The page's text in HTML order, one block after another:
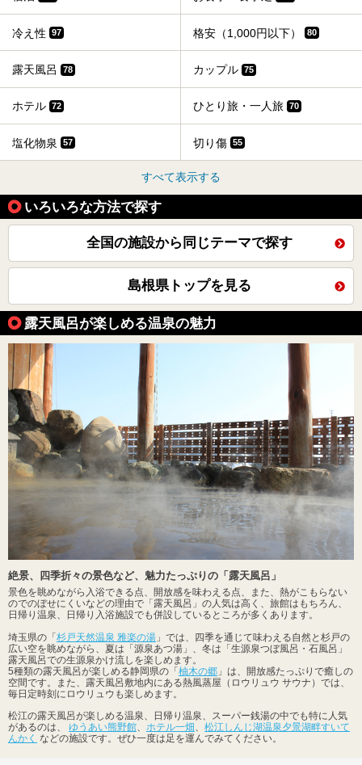
冷え性 97 格安（1,000円以下） 80
露天風呂 78 カップル 75
ホテル 72 ひとり旅・一人旅 70
塩化物泉 57 切り傷 55
すべて表示する
いろいろな方法で探す
全国の施設から同じテーマで探す
島根県トップを見る
露天風呂が楽しめる温泉の魅力
絶景、四季折々の景色など、魅力たっぷりの「露天風呂」
景色を眺めながら入浴できる点、開放感を味わえる点、また、熱がこもらない
のでのぼせにくいなどの理由で「露天風呂」の人気は高く、旅館はもちろん、
日帰り温泉、日帰り入浴施設でも併設しているところが多くあります。
埼玉県の「杉戸天然温泉 雅楽の湯 」では、四季を通じて味わえる自然と杉戸の
広い空を眺めながら、夏は「源泉あつ湯」、冬は「生源泉つぼ風呂・石風呂」
露天風呂での生源泉かけ流しを楽しめます。
5種類の露天風呂が楽しめる静岡県の「柚木の郷 」は、開放感たっぷりで癒しの
空間です。また、露天風呂敷地内にある熱風蒸屋（ロウリュウ サウナ）では、
毎日定時刻にロウリュウも楽しめます。
松江の露天風呂が楽しめる温泉、日帰り温泉、スーパー銭湯の中でも特に人気
があるのは、 ゆうあい熊野館、 ホテル一畑、 松江しんじ湖温泉夕景湖畔すいて
んかく などの施設です。ぜひ一度は足を運んでみてください。